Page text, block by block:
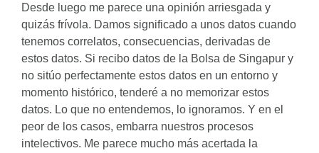
Desde luego me parece una opinión arriesgada y
quizás frívola. Damos significado a unos datos cuando
tenemos correlatos, consecuencias, derivadas de
estos datos. Si recibo datos de la Bolsa de Singapur y
no sitúo perfectamente estos datos en un entorno y
momento histórico, tenderé a no memorizar estos
datos. Lo que no entendemos, lo ignoramos. Y en el
peor de los casos, embarra nuestros procesos
intelectivos. Me parece mucho más acertada la